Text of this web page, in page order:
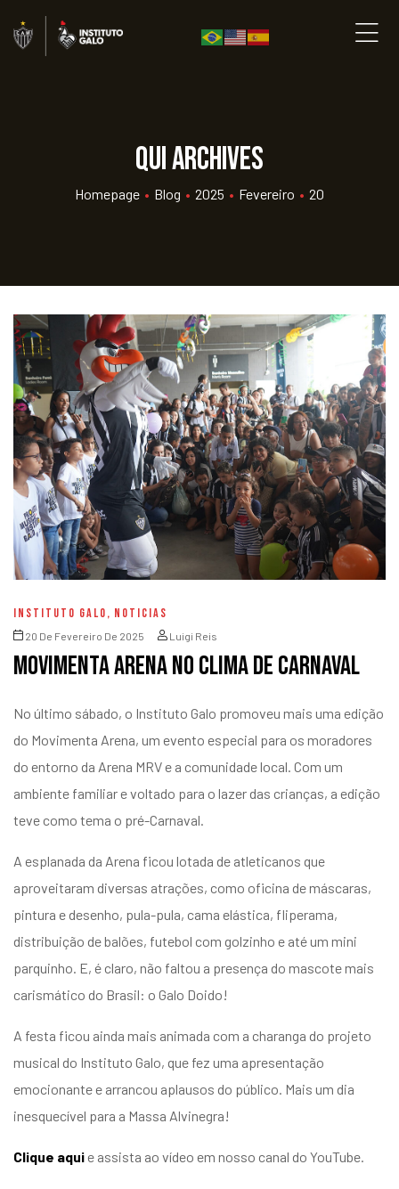
qui Archives
Homepage • Blog • 2025 • Fevereiro • 20
INSTITUTO GALO, NOTICIAS
20 De Fevereiro De 2025 Luigi Reis
MOVIMENTA ARENA NO CLIMA DE CARNAVAL
No último sábado, o Instituto Galo promoveu mais uma edição
do Movimenta Arena, um evento especial para os moradores
do entorno da Arena MRV e a comunidade local. Com um
ambiente familiar e voltado para o lazer das crianças, a edição
teve como tema o pré-Carnaval.
A esplanada da Arena ficou lotada de atleticanos que
aproveitaram diversas atrações, como oficina de máscaras,
pintura e desenho, pula-pula, cama elástica, fliperama,
distribuição de balões, futebol com golzinho e até um mini
parquinho. E, é claro, não faltou a presença do mascote mais
carismático do Brasil: o Galo Doido!
A festa ficou ainda mais animada com a charanga do projeto
musical do Instituto Galo, que fez uma apresentação
emocionante e arrancou aplausos do público. Mais um dia
inesquecível para a Massa Alvinegra!
Clique aquie assista ao vídeo em nosso canal do YouTube.